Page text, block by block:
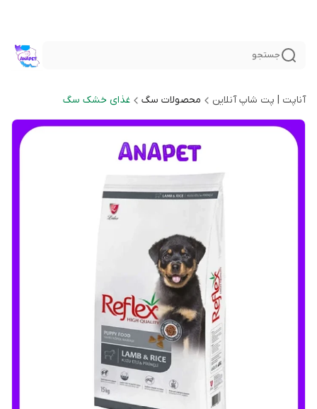
جستجو
آناپت | پت شاپ آنلاین محصولات سگ غذای خشک سگ